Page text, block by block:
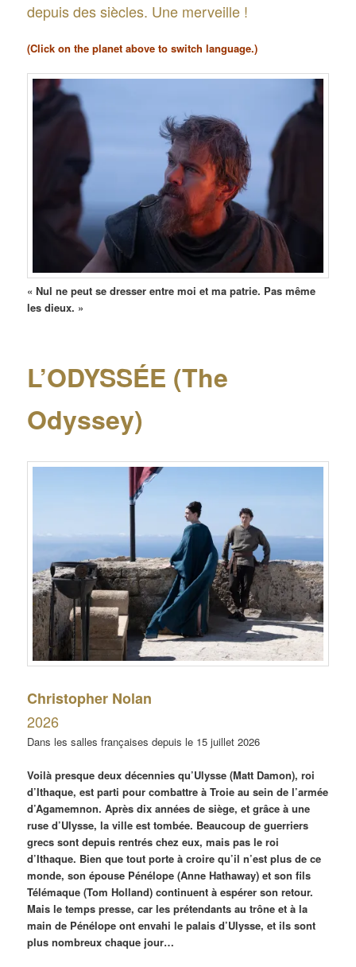
depuis des siècles. Une merveille !
(Click on the planet above to switch language.)
« Nul ne peut se dresser entre moi et ma patrie. Pas même
les dieux. »
L’ODYSSÉE (The
Odyssey)
Christopher Nolan
2026
Dans les salles françaises depuis le 15 juillet 2026
Voilà presque deux décennies qu’Ulysse (Matt Damon), roi
d’Ithaque, est parti pour combattre à Troie au sein de l’armée
d’Agamemnon. Après dix années de siège, et grâce à une
ruse d’Ulysse, la ville est tombée. Beaucoup de guerriers
grecs sont depuis rentrés chez eux, mais pas le roi
d’Ithaque. Bien que tout porte à croire qu’il n’est plus de ce
monde, son épouse Pénélope (Anne Hathaway) et son fils
Télémaque (Tom Holland) continuent à espérer son retour.
Mais le temps presse, car les prétendants au trône et à la
main de Pénélope ont envahi le palais d’Ulysse, et ils sont
plus nombreux chaque jour…